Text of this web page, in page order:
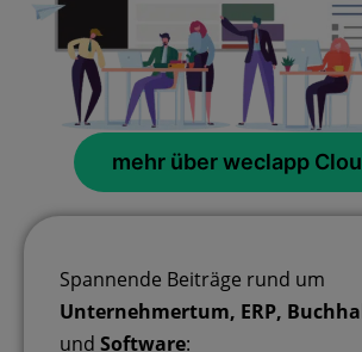
mehr über weclapp
Spannende Beiträge rund um
Unternehmertum, ERP,
und Software: